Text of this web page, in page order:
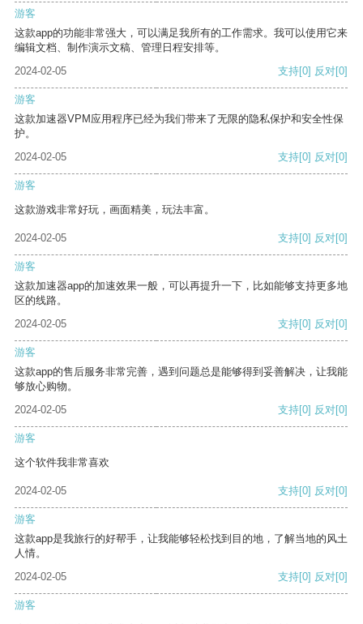
游客
这款app的功能非常强大，可以满足我所有的工作需求。我可以使用它来
编辑文档、制作演示文稿、管理日程安排等。
2024-02-05
支持[0] 反对[0]
游客
这款加速器VPM应用程序已经为我们带来了无限的隐私保护和安全性保
护。
2024-02-05
支持[0] 反对[0]
游客
这款游戏非常好玩，画面精美，玩法丰富。
2024-02-05 支持[0] 反对[0]
游客
这款加速器app的加速效果一般，可以再提升一下，比如能够支持更多地
区的线路。
2024-02-05
支持[0] 反对[0]
游客
这款app的售后服务非常完善，遇到问题总是能够得到妥善解决，让我能
够放心购物。
2024-02-05
支持[0] 反对[0]
游客
这个软件我非常喜欢
2024-02-05 支持[0] 反对[0]
游客
这款app是我旅行的好帮手，让我能够轻松找到目的地，了解当地的风土
人情。
2024-02-05
支持[0] 反对[0]
游客